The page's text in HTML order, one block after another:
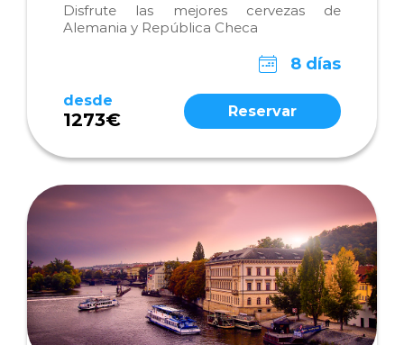
Disfrute las mejores cervezas de
Alemania y República Checa
8 días
desde
1273€ Reservar